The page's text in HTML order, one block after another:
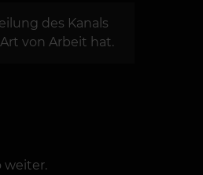
des Kanals
von Arbeit hat.
weiter.